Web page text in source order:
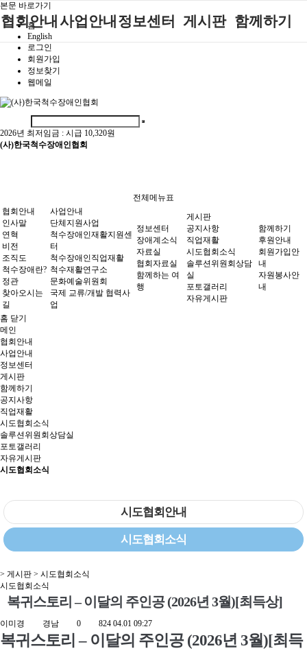
본문 바로가기
홈
English
로그인
회원가입
정보찾기
웹메일
2026년 최저임금 : 시급 10,320원
(사)한국척수장애인협회
협회안내
인사말
연혁
조직도
척수장애란?
사업안내
단체지원사업
척수장애인재
척수장애인직
척수재활연구
국제 교류/개
발 협력사업
정보센터
함께하는 여
게시판 함께하기
전체메뉴표
협회안내
인사말
연혁
비전
조직도
척수장애란?
정관
찾아오시는
길
사업안내
단체지원사업
척수장애인재활지원센
터
척수장애인직업재활
척수재활연구소
문화예술위원회
국제 교류/개발 협력사
업
정보센터
장애계소식
자료실
협회자료실
함께하는 여
행
게시판
공지사항
직업재활
시도협회소식
솔루션위원회상담
실
포토갤러리
자유게시판
함께하기
후원안내
회원가입안
내
자원봉사안
내
홈 닫기
메인
협회안내
사업안내
정보센터
게시판
함께하기
공지사항
직업재활
시도협회소식
솔루션위원회상담실
포토갤러리
자유게시판
시도협회소식
시도협회안내
시도협회소식
> 게시판 > 시도협회소식
시도협회소식
복귀스토리 – 이달의 주인공 (2026년 3월)[최득상]
이미경 경남 0 824 04.01 09:27
복귀스토리 – 이달의 주인공 (2026년 3월)[최득